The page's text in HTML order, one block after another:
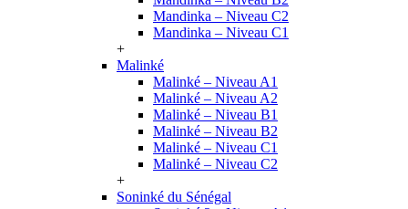
Mandinka – Niveau C2
Mandinka – Niveau C1
+
Malinké
Malinké – Niveau A1
Malinké – Niveau A2
Malinké – Niveau B1
Malinké – Niveau B2
Malinké – Niveau C1
Malinké – Niveau C2
+
Soninké du Sénégal